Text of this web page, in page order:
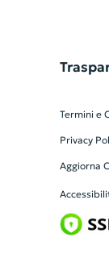
Termini e
Privacy
Aggiorna